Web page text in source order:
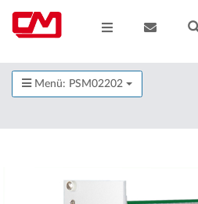
Menü: PSM02202